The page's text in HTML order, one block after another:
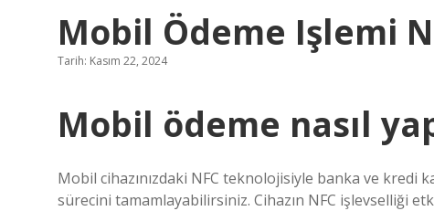
Mobil Ödeme Işlemi
Tarih: Kasım 22, 2024
Mobil ödeme nasıl
Mobil cihazınızdaki NFC teknolojisiyle banka ve kredi
sürecini tamamlayabilirsiniz. Cihazın NFC işlevselliği